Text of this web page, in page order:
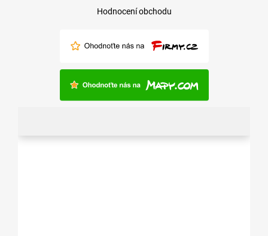
Hodnocení obchodu